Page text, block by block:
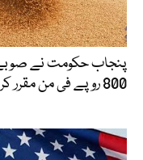
800 روپے فی من مقرر کردی